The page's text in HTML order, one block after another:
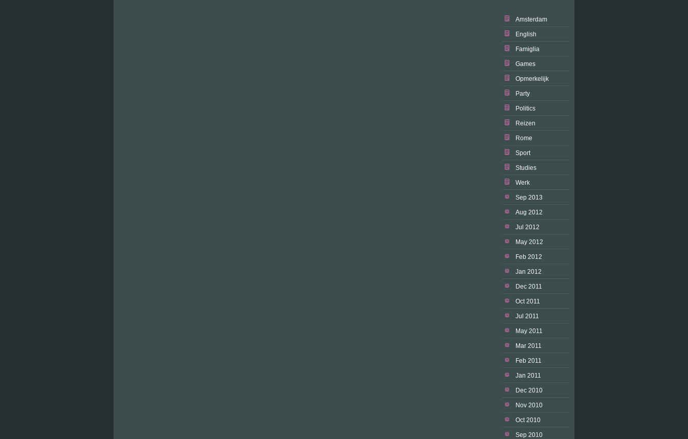
Amsterdam
English
Famiglia
Games
Opmerkelijk
Party
Politics
Reizen
Rome
Sport
Studies
Werk
Sep 2013
Aug 2012
Jul 2012
May 2012
Feb 2012
Jan 2012
Dec 2011
Oct 2011
Jul 2011
May 2011
Mar 2011
Feb 2011
Jan 2011
Dec 2010
Nov 2010
Oct 2010
Sep 2010